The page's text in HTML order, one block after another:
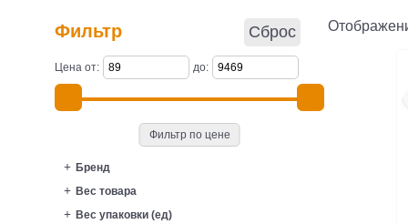
Фильтр Сброс
Цена от: до:
Фильтр по цене
Бренд
Вес товара
Вес упаковки (ед)